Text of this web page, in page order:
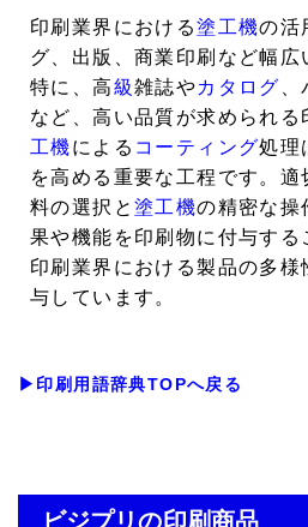
印刷業界における塗工機の活
グ、出版、商業印刷など幅広
特に、高級雑誌やカタログ
など、高い品質が求められ
工機による コーティング処理
を高める重要な工程です。適
料の選択と 塗工機の精密な操
果や機能を印刷物に付与する
印刷業界における製品の多様
与しています。
▶印刷用語辞典TOPへ戻る
ビジプリの印刷商品